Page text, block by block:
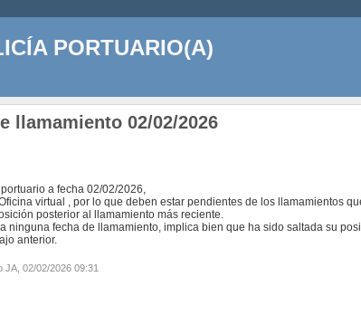
PORTUARIO(A)
llamamiento 02/02/2026
a fecha 02/02/2026,
virtual , por lo que deben estar pendientes de los llamamientos
posterior al llamamiento más reciente.
ninguna fecha de llamamiento, implica bien que ha sido saltada su
anterior.
JA, 02/02/2026 09:31